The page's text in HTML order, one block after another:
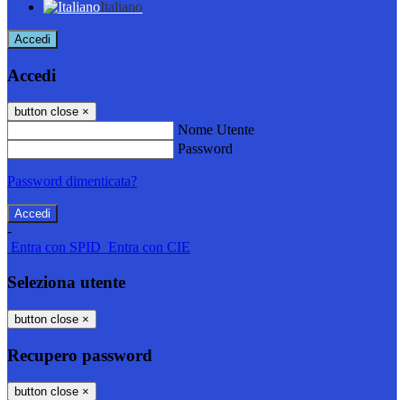
Italiano
Accedi
Accedi
button close ×
Nome Utente
Password
Password dimenticata?
-
Entra con SPID Entra con CIE
Seleziona utente
button close ×
Recupero password
button close ×